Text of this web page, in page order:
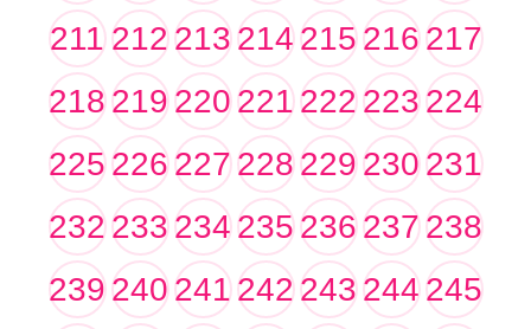
211212213214215216217
218219220221222223224
225226227228229230231
232233234235236237238
239240241242243244245